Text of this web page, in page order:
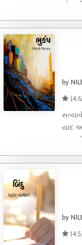
જે
મહેનત
by
યાદ
by